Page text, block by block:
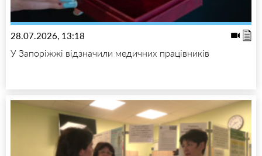
28.07.2026, 13:18
У Запоріжжі відзначили медичних працівників